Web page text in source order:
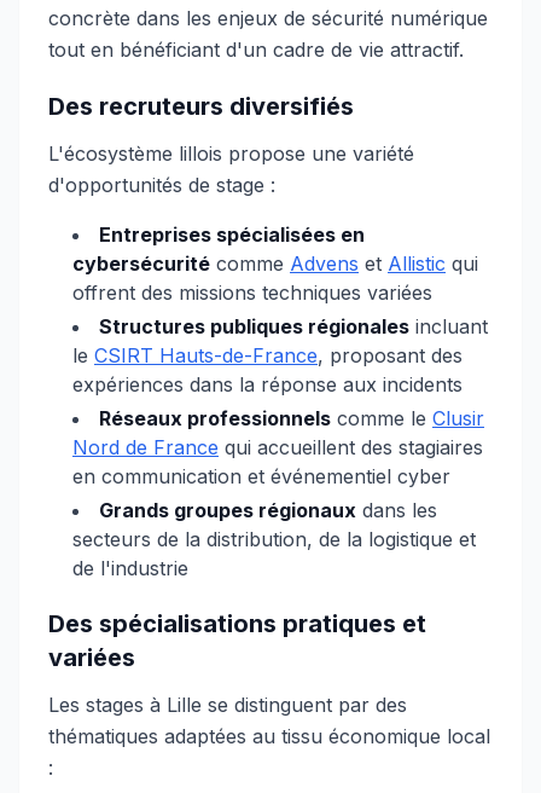
concrète dans les enjeux de sécurité numérique
tout en bénéficiant d'un cadre de vie attractif.
Des recruteurs diversifiés
L'écosystème lillois propose une variété
d'opportunités de stage :
Entreprises spécialisées en
cybersécurité comme Advens et Allistic qui
offrent des missions techniques variées
Structures publiques régionales incluant
le CSIRT Hauts-de-France, proposant des
expériences dans la réponse aux incidents
Réseaux professionnels comme le Clusir
Nord de France qui accueillent des stagiaires
en communication et événementiel cyber
Grands groupes régionaux dans les
secteurs de la distribution, de la logistique et
de l'industrie
Des spécialisations pratiques et
variées
Les stages à Lille se distinguent par des
thématiques adaptées au tissu économique local
: